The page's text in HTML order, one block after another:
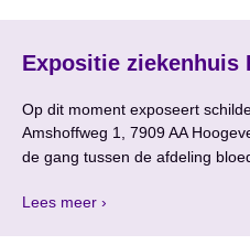
Expositie ziekenhuis
Op dit moment exposeert
Amshoffweg 1, 7909 AA
de gang tussen de afdeling
Lees meer ›